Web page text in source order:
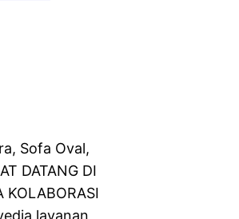
Sofa Oval,
DATANG DI
KOLABORASI
layanan